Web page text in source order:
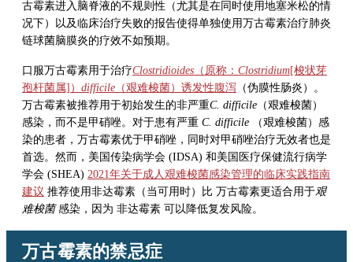
古霉素进入脑脊液的不规则性（尤其是在同时使用地塞米松的情
况下）以及临床治疗失败的报告使得单独使用万古霉素治疗肺炎
链球菌脑膜炎的疗效不如预期。
口服万古霉素用于治疗Clostridioides （原称： Clostridium[梭状芽
孢杆菌属]） difficile （艰难梭菌）诱发性腹泻 （伪膜性肠炎）。
万古霉素被推荐用于初始发生的非严重C. difficile （艰难梭菌）
感染，而不是甲硝唑。对于患有严重 C. difficile （艰难梭菌）感
染的患者，万古霉素优于甲硝唑 ，同时对甲硝唑治疗无效者也是
首选。然而，美国传染病学会 (IDSA) 和美国医疗保健流行病学
学会 (SHEA) 2021年关于成人艰难梭菌感染管理的临床实践指南
建议 推荐使用非达霉素（当可用时）比 万古霉素更适合用于艰
难梭菌感染，因为 非达霉素 可以降低复发风险。
万古霉素的禁忌症